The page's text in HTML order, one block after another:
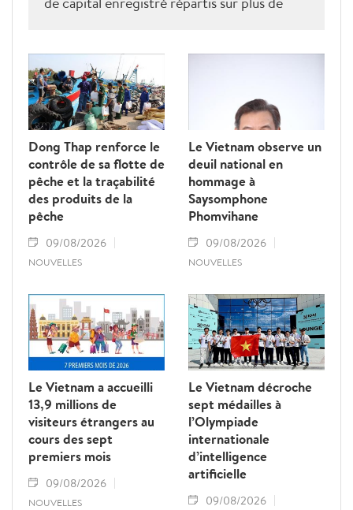
Dong Thap renforce le
contrôle de sa flotte de
pêche et la traçabilité
des produits de la
pêche
09/08/2026
NOUVELLES
Le Vietnam observe un
deuil national en
hommage à
Saysomphone
Phomvihane
09/08/2026
NOUVELLES
Le Vietnam a accueilli
13,9 millions de
visiteurs étrangers au
cours des sept
premiers mois
09/08/2026
NOUVELLES
Le Vietnam décroche
sept médailles à
l’Olympiade
internationale
d’intelligence
artificielle
09/08/2026